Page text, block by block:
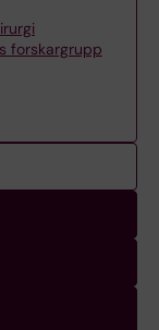
forskargrupp